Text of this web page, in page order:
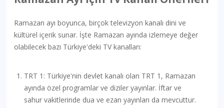
Ramazan ayı boyunca, birçok televizyon kanalı dini ve
kültürel içerik sunar. İşte Ramazan ayında izlemeye değer
olabilecek bazı Türkiye'deki TV kanalları:
TRT 1: Türkiye'nin devlet kanalı olan TRT 1, Ramazan
ayında özel programlar ve diziler yayınlar. İftar ve
sahur vakitlerinde dua ve ezan yayınları da mevcuttur.